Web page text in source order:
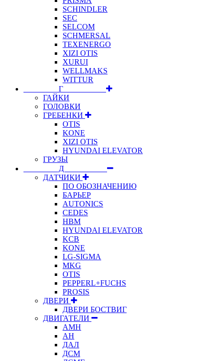
SCHINDLER
SEC
SELCOM
SCHMERSAL
TEXENERGO
XIZI OTIS
XURUI
WELLMAKS
WITTUR
⠀⠀⠀⠀⠀⠀Г⠀⠀⠀⠀⠀⠀⠀
ГАЙКИ
ГОЛОВКИ
ГРЕБЕНКИ
OTIS
KONE
XIZI OTIS
HYUNDAI ELEVATOR
ГРУЗЫ
⠀⠀⠀⠀⠀⠀Д⠀⠀⠀⠀⠀⠀⠀
ДАТЧИКИ
ПО ОБОЗНАЧЕНИЮ
БАРЬЕР
AUTONICS
CEDES
HBM
HYUNDAI ELEVATOR
KCB
KONE
LG-SIGMA
MKG
OTIS
PEPPERL+FUCHS
PROSIS
ДВЕРИ
ДВЕРИ БОСТВИГ
ДВИГАТЕЛИ
АМН
АН
ДАЛ
ДСМ